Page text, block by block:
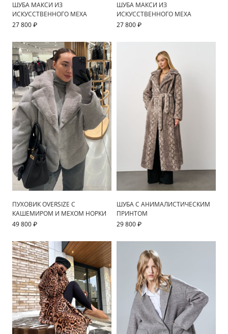
ШУБА МАКСИ ИЗ
ИСКУССТВЕННОГО МЕХА
27 800 ₽
ШУБА МАКСИ ИЗ
ИСКУССТВЕННОГО МЕХА
27 800 ₽
ПУХОВИК OVERSIZE С
КАШЕМИРОМ И МЕХОМ НОРКИ
49 800 ₽
ШУБА С АНИМАЛИСТИЧЕСКИМ
ПРИНТОМ
29 800 ₽